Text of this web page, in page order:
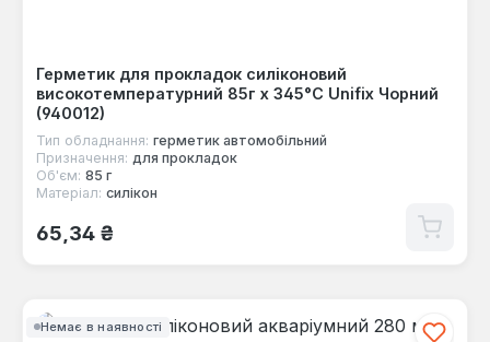
Герметик для прокладок силіконовий
високотемпературний 85г х 345°С Unifix Чорний
(940012)
Тип обладнання: герметик автомобільний
Призначення: для прокладок
Об'єм: 85 г
Матеріал: силікон
Звичайна ціна:
65,34 ₴
Немає в наявності